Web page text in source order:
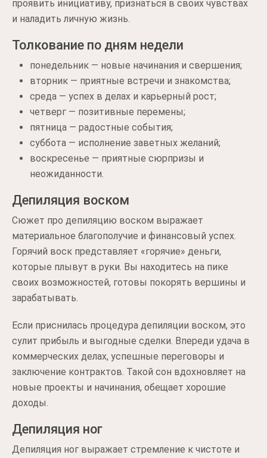
проявить инициативу, признаться в своих чувствах
и наладить личную жизнь.
Толкование по дням недели
понедельник — новые начинания и свершения;
вторник — приятные встречи и знакомства;
среда — успех в делах и карьерный рост;
четверг — позитивные перемены;
пятница — радостные события;
суббота — исполнение заветных желаний;
воскресенье — приятные сюрпризы и
неожиданности.
Депиляция воском
Сюжет про депиляцию воском выражает
материальное благополучие и финансовый успех.
Горячий воск представляет «горячие» деньги,
которые плывут в руки. Вы находитесь на пике
своих возможностей, готовы покорять вершины и
зарабатывать.
Если приснилась процедура депиляции воском, это
сулит прибыль и выгодные сделки. Впереди удача в
коммерческих делах, успешные переговоры и
заключение контрактов. Такой сон вдохновляет на
новые проекты и начинания, обещает хорошие
доходы.
Депиляция ног
Депиляция ног выражает стремление к чистоте и